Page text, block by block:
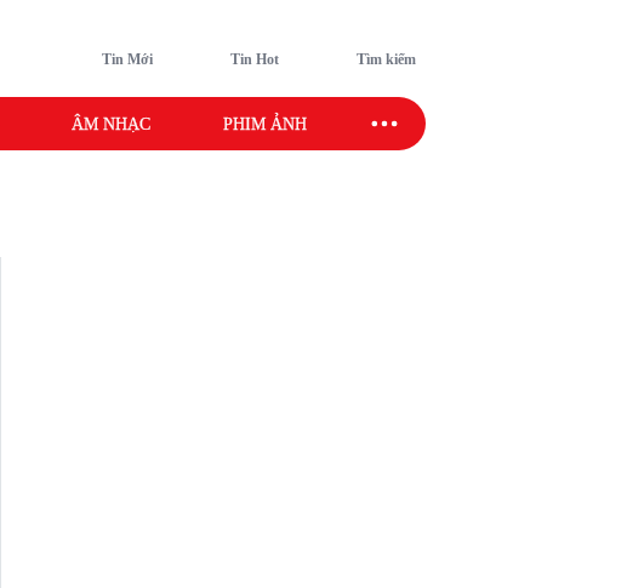
Tin Mới Tin Hot Tìm kiếm
ÂM NHẠC PHIM ẢNH SAO SPORT